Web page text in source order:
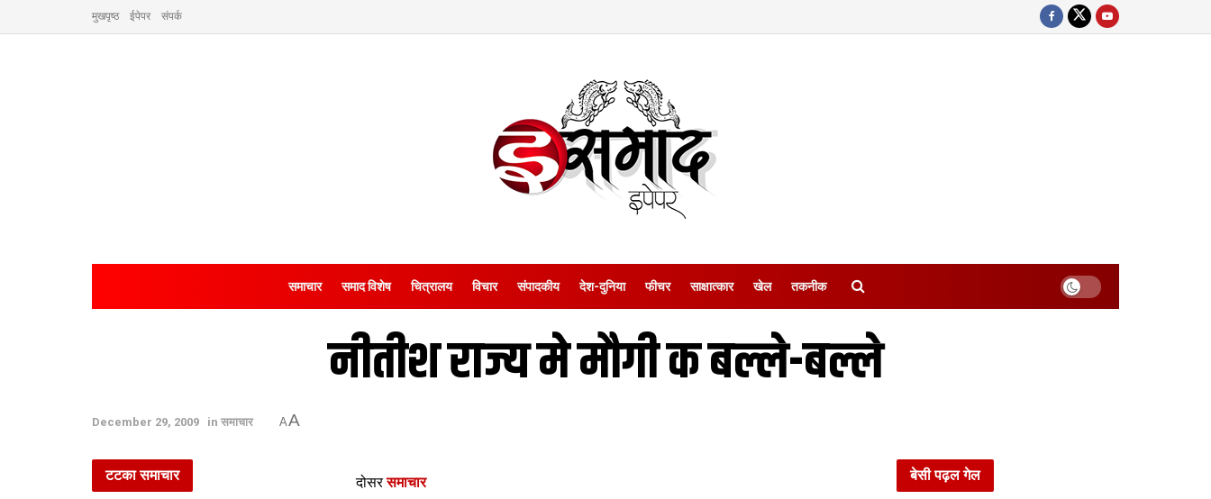
मुखपृष्ठ ईपेपर संपर्क
समाचार समाद विशेष चित्रालय विचार संपादकीय देश-दुनिया फीचर साक्षात्‍कार खेल तकनीक
नीतीश राज्य मे मौगी क बल्ले-बल्ले
December 29, 2009 in समाचार AA
दोसर समाचार
टटका समाचार बेसी पढ़ल गेल